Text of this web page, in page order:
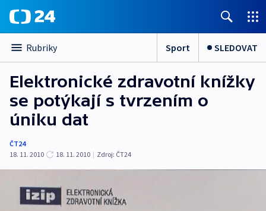
Rubriky Sport SLEDOVAT
Elektronické zdravotní knížky
se potýkají s tvrzením o
úniku dat
ČT24
18. 11. 2010
18. 11. 2010 | Zdroj: ČT24